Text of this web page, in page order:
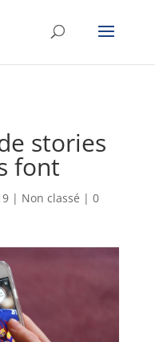
stories
font
| Non classé | 0